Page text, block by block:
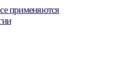
применяются